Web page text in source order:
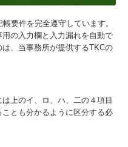
要件を完全遵守しています。
の入力欄と入力漏れを自動で
、当事務所が提供するTKCの
上のイ、ロ、ハ、二の４項目
とも分かるように区分する必